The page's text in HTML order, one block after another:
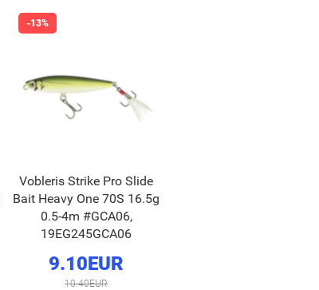
Vobleris Strike Pro Slide
Bait Heavy One 70S 16.5g
0.5-4m #GCA06,
19EG245GCA06
9.10EUR
10.40EUR